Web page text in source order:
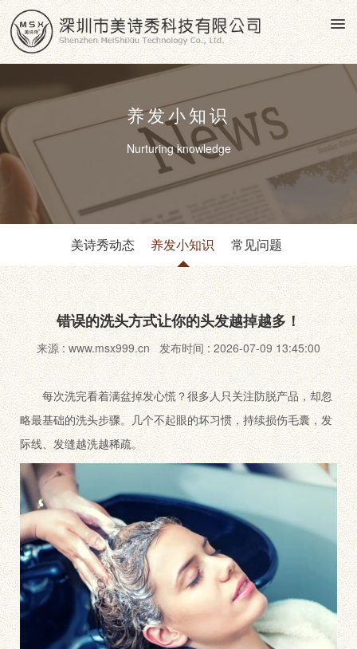
养发小知识
Nurturing knowledge
美诗秀动态 养发小知识 常见问题
错误的洗头方式让你的头发越掉越多！
来源 : www.msx999.cn 发布时间 : 2026-07-09 13:45:00
每次洗完看着满盆掉发心慌？很多人只关注防脱产品，却忽
略最基础的洗头步骤。几个不起眼的坏习惯，持续损伤毛囊，发
际线、发缝越洗越稀疏。